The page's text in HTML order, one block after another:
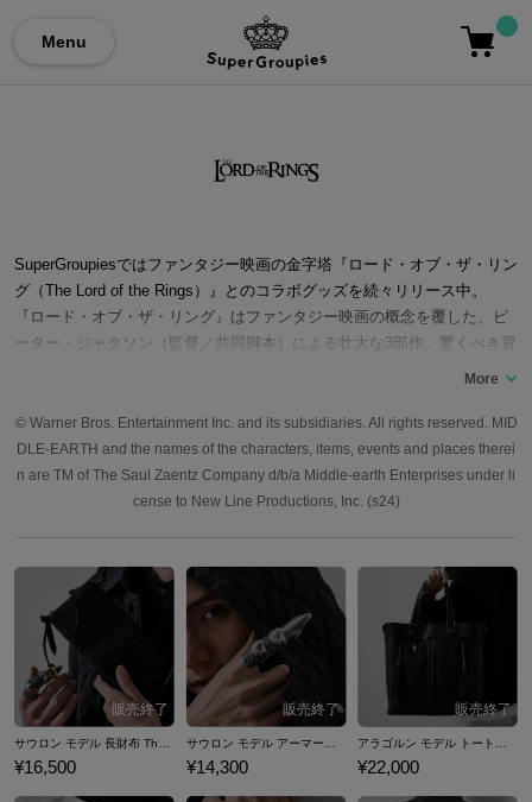
Menu
SuperGroupiesではファンタジー映画の金字塔『ロード・オブ・ザ・リン
グ（The Lord of the Rings）』とのコラボグッズを続々リリース中。
『ロード・オブ・ザ・リング』はファンタジー映画の概念を覆した、ピ
ーター・ジャクソン（監督／共同脚本）による壮大な3部作。驚くべき冒
険がいざ幕を開ける。J.R.R.トールキンの中つ国に挑んだイマジネーシ
ズは危険に満ちた世界へと旅立つ。その目的は、大いなる力を秘めた“指
輪”を滅びの山へと運び、冥王サウロンの手に二度と渡らぬよう、その魔
力もろとも破壊してしまうこと。 2001年に第1作目『ロード・オブ・
ザ・リング』が、2002年には第2作『ロード・オブ・ザ・リング／二つ
帰還』はアカデミー賞®の11部門で受賞を果たし、史上最多受賞作の一
つとなりました。 その後もシリーズの人気は高まり続け、2012年から20
14年にかけての『ホビット』映画3部作や、2022年のドラマシリーズ
『ロード・オブ・ザ・リング: 力の指輪』、2024年にはアニメ映画『The
Lord of the Rings: The War of the Rohirrim（原題）』も全米公開予定。
今も世界中の人々を魅了し続けています。 ここでは『ロード・オブ・
ザ・リング』シリーズの登場人物サウロン、アラゴルン、レゴラスから
着想を得た腕時計やバッグ、財布、指輪など…『ロード・オブ・ザ・リ
© Warner Bros. Entertainment Inc. and its subsidiaries. All rights reserved. MID
DLE-EARTH and the names of the characters, items, events and places therei
n are TM of The Saul Zaentz Company d/b/a Middle-earth Enterprises under li
cense to New Line Productions, Inc. (s24)
¥16,500 ¥14,300 ¥22,000